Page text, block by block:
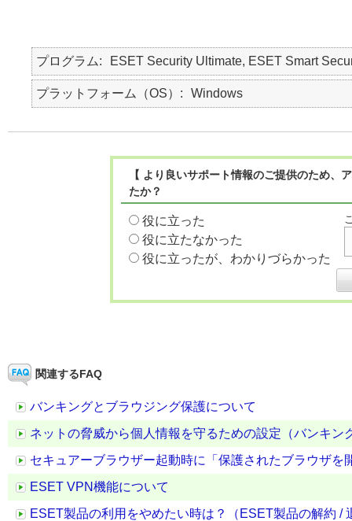
プログラム ESET Security Ultimate, ESET Smart
プラットフォーム（OS） Windows
【 より良いサポート情報のご提供のため
たか？
役に立った
役に立たなかった
役に立ったが、わかりづらかった
関連するFAQ
バンキングとブラウジング保護について
ネットの脅威から個人情報を守るための設定（バンキ
セキュアーブラウザー起動時に「保護されたブラウザを
ESET VPN機能について
ESET製品の利用をやめたい時は？（ESET製品の解約 /